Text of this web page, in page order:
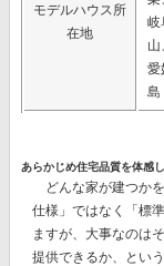
モデルハウス所
在地
岐
山
愛
島
あらかじめ住宅品質を体感
どんな家が建つか
仕様」ではなく「標
ますが、大事なのは
提供できるか、とい